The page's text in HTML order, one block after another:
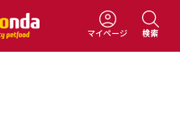
マイページ 検索